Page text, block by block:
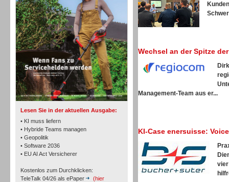
Lesen Sie in der aktuellen Ausgabe:
• KI muss liefern
• Hybride Teams managen
• Geopolitik
• Software 2036
• EU AI Act Versicherer
Kostenlos zum Durchklicken:
TeleTalk 04/26 als ePaper
(hier
TK- und ACD-Systeme
Workforce-Management
Wechsel an der Spitze
Management-Team aus er...
KI-Case enersuisse:
vier